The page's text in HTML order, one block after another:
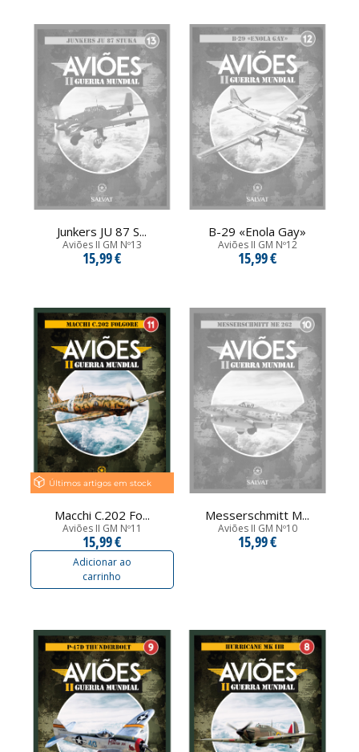
Junkers JU 87 S...
Aviões II GM Nº13
15,99 €
B-29 «Enola Gay»
Aviões II GM Nº12
15,99 €
Últimos artigos em stock
Macchi C.202 Fo...
Aviões II GM Nº11
15,99 €
Adicionar ao
carrinho
Messerschmitt M...
Aviões II GM Nº10
15,99 €